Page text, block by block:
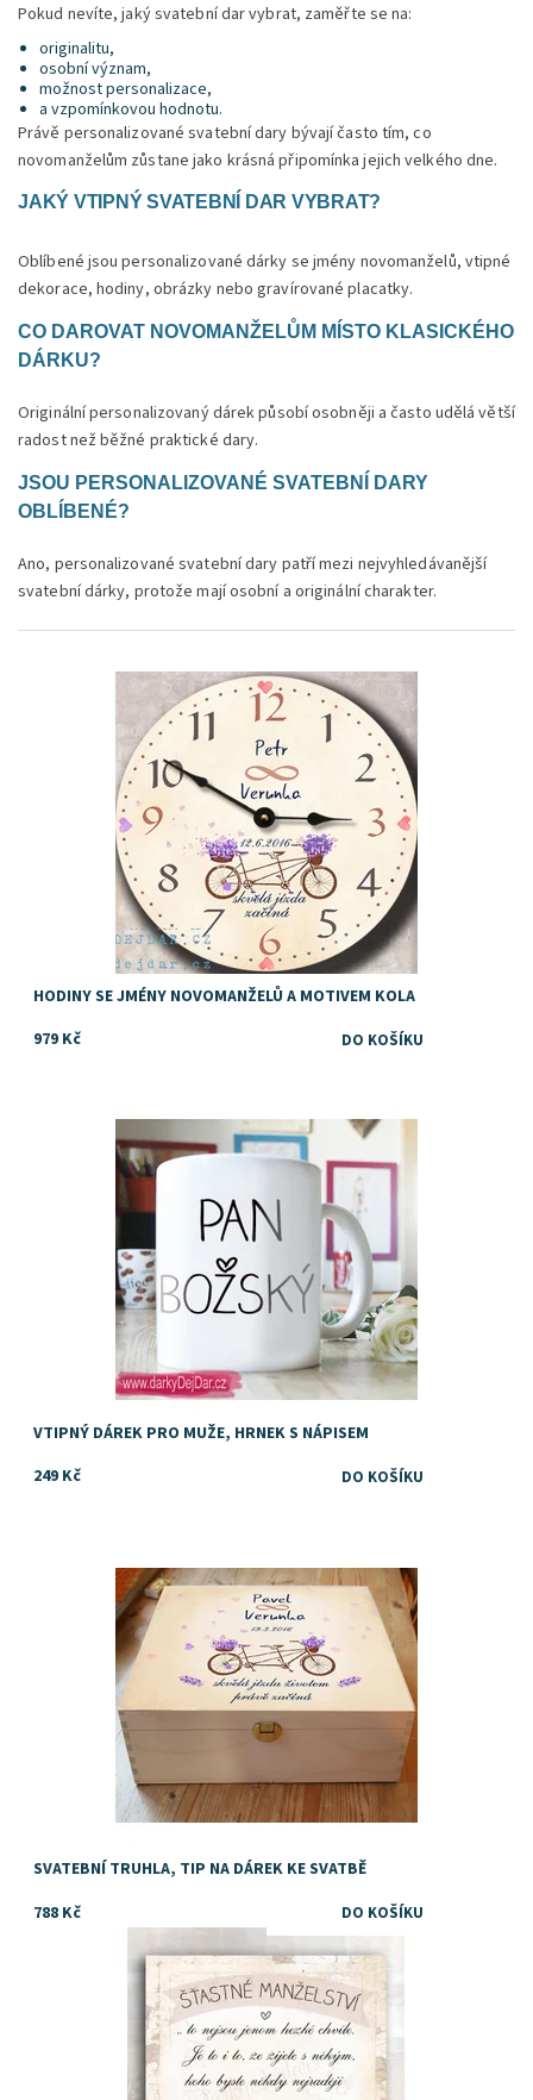
Pokud nevíte, jaký svatební dar vybrat, zaměřte se na:
originalitu,
osobní význam,
možnost personalizace,
a vzpomínkovou hodnotu.
Právě personalizované svatební dary bývají často tím, co
novomanželům zůstane jako krásná připomínka jejich velkého dne.
JAKÝ VTIPNÝ SVATEBNÍ DAR VYBRAT?
Oblíbené jsou personalizované dárky se jmény novomanželů, vtipné
dekorace, hodiny, obrázky nebo gravírované placatky.
CO DAROVAT NOVOMANŽELŮM MÍSTO KLASICKÉHO
DÁRKU?
Originální personalizovaný dárek působí osobněji a často udělá větší
radost než běžné praktické dary.
JSOU PERSONALIZOVANÉ SVATEBNÍ DARY
OBLÍBENÉ?
Ano, personalizované svatební dary patří mezi nejvyhledávanější
svatební dárky, protože mají osobní a originální charakter.
Dostupnost: Skladem
HODINY SE JMÉNY NOVOMANŽELŮ A MOTIVEM KOLA
979 Kč
Dostupnost:
Skladem
DejDar
VTIPNÝ DÁREK PRO MUŽE, HRNEK S NÁPISEM
249 Kč
SVATEBNÍ TRUHLA, TIP NA DÁREK KE SVATBĚ
788 Kč
Skladem